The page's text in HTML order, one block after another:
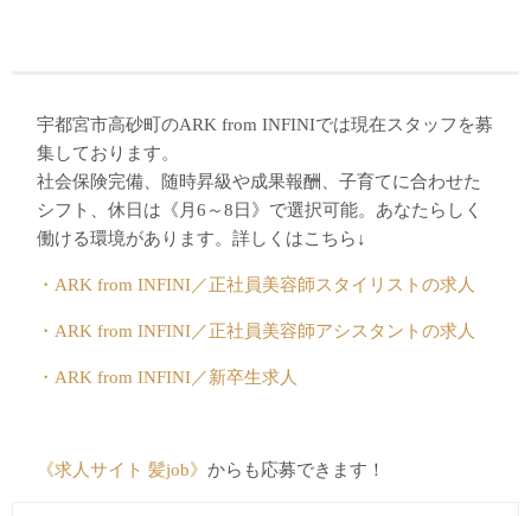
宇都宮市高砂町のARK from INFINIでは現在スタッフを募
集しております。
社会保険完備、随時昇級や成果報酬、子育てに合わせた
シフト、休日は《月6～8日》で選択可能。あなたらしく
働ける環境があります。詳しくはこちら↓
・ARK from INFINI／正社員美容師スタイリストの求人
・ARK from INFINI／正社員美容師アシスタントの求人
・ARK from INFINI／新卒生求人
《求人サイト 髪job》からも応募できます！